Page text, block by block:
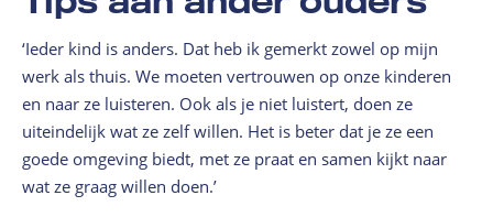
‘Ieder kind is anders. Dat heb ik gemerkt zowel op mijn
werk als thuis. We moeten vertrouwen op onze kinderen
en naar ze luisteren. Ook als je niet luistert, doen ze
uiteindelijk wat ze zelf willen. Het is beter dat je ze een
goede omgeving biedt, met ze praat en samen kijkt naar
wat ze graag willen doen.’